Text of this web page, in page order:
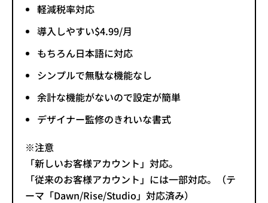
軽減税率対応
導入しやすい$4.99/月
もちろん日本語に対応
シンプルで無駄な機能なし
余計な機能がないので設定が簡単
デザイナー監修のきれいな書式
※注意
「新しいお客様アカウント」対応。
「従来のお客様アカウント」には一部対応。（テ
ーマ「Dawn/Rise/Studio」対応済み）